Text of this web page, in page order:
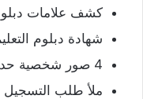
كشف علامات دبلوم
شهادة دبلوم
4 صور شخصية حديثة بخلفية زرقاء.. وحجم 4 × 6 سم.
ملأ طلب التسجيل